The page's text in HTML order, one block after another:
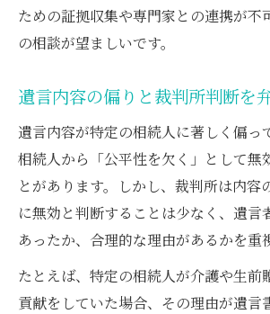
ための証拠収集や専門家との連携が不
の相談が望ましいです。
遺言内容の偏りと裁判所判断を
遺言内容が特定の相続人に著しく偏っ
相続人から「公平性を欠く」として無
とがあります。しかし、裁判所は内容
に無効と判断することは少なく、遺言
あったか、合理的な理由があるかを重
たとえば、特定の相続人が介護や生前
貢献をしていた場合、その理由が遺言